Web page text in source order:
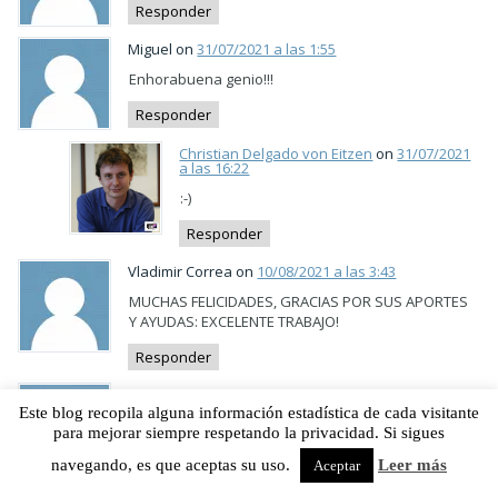
Responder
Miguel on31/07/2021 a las 1:55
Enhorabuena genio!!!
Responder
Christian Delgado von Eitzen on31/07/2021
a las 16:22
:-)
Responder
Vladimir Correa on 10/08/2021 a las 3:43
MUCHAS FELICIDADES, GRACIAS POR SUS APORTES
Y AYUDAS: EXCELENTE TRABAJO!
Responder
Enhorabuena y gracias por tus informaciones y
consejos.
Salud!
Este blog recopila alguna información estadística de cada visitante
para mejorar siempre respetando la privacidad. Si sigues
navegando, es que aceptas su uso.
Aceptar Leer más